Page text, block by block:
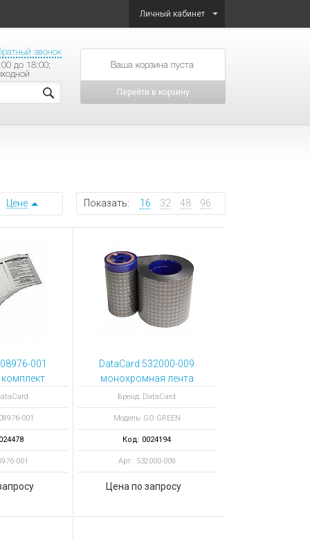
Личный кабинет
звонок
до 18:00;
товаров на сумму
Перейти в корзину
Показать: 16 32 48 96
Цене
001
Cards
001
001
DataCard 532000-009
монохромная лента
Scratch-Off GO
GREEN,1500
отпечатков
Бренд: DataCard
Модель: GO GREEN
Код: 0024194
Арт.: 532000-009
Цена по запросу